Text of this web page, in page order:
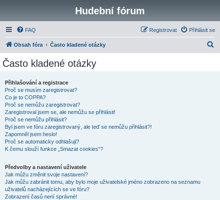
Hudební fórum
FAQ Přihlásit se
Registrovat
Obsah fóra Často kladené otázky
Často kladené otázky
Přihlašování a registrace
Proč se musím zaregistrovat?
Co je to COPPA?
Proč se nemůžu zaregistrovat?
Zaregistroval jsem se, ale nemůžu se přihlásit!
Proč se nemůžu přihlásit?
Byl jsem ve fóru zaregistrovaný, ale teď se nemůžu přihlásit?!
Zapomněl jsem heslo!
Proč se automaticky odhlašuji?
K čemu slouží funkce „Smazat cookies“?
Předvolby a nastavení uživatele
Jak můžu změnit svoje nastavení?
Jak můžu zabránit tomu, aby bylo moje uživatelské jméno zobrazeno na seznamu
uživatelů nacházejících se ve fóru?
Zobrazení časů není správné!